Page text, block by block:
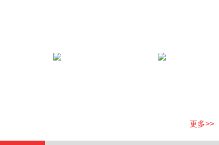
更多>>